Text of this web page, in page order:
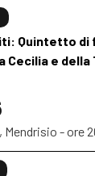
Quintetto di
Cecilia e
- ore